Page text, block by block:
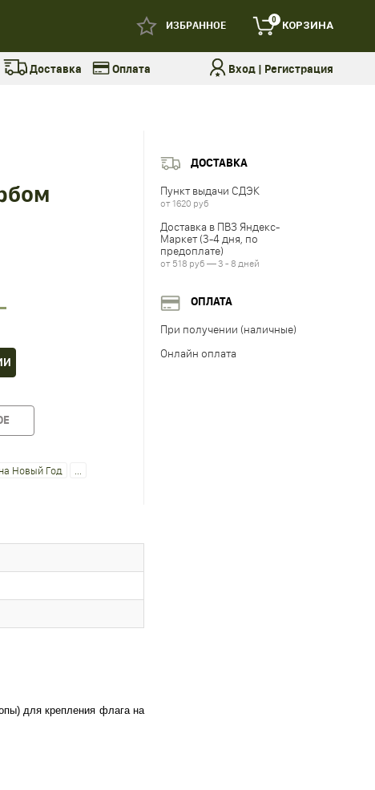
ИЗБРАННОЕ 0 КОРЗИНА
Доставка Оплата Вход| Регистрация
Новый Год
ДОСТАВКА
Пункт выдачи СДЭК
от 1620 руб
Доставка в ПВЗ Яндекс-
Маркет (3-4 дня, по
предоплате)
от 518 руб — 3 - 8 дней
ОПЛАТА
При получении (наличные)
Онлайн оплата
для крепления флага на